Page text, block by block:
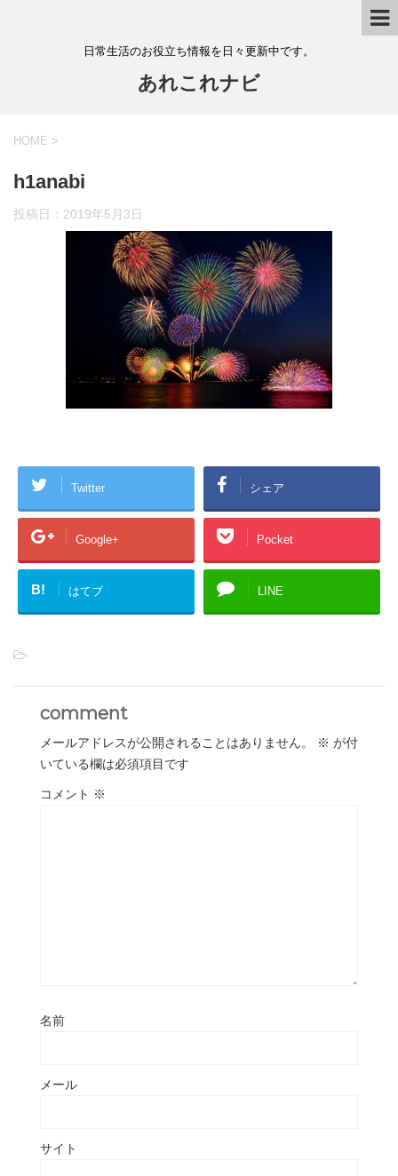
日常生活のお役立ち情報を日々更新中です。
あれこれナビ
HOME >
h1anabi
投稿日： 2019年5月3日
Twitter シェア
Google+ Pocket
B! はてブ LINE
-
comment
メールアドレスが公開されることはありません。 ※ が付
いている欄は必須項目です
コメント ※
名前
メール
サイト